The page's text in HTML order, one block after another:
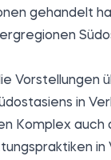
gehandelt
Vorstellungen
in
Komplex
in